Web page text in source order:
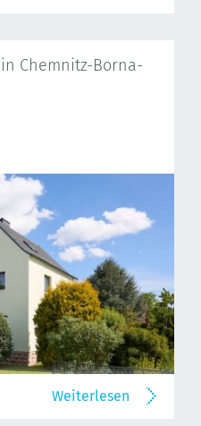
Chemnitz-Borna-
Weiterlesen